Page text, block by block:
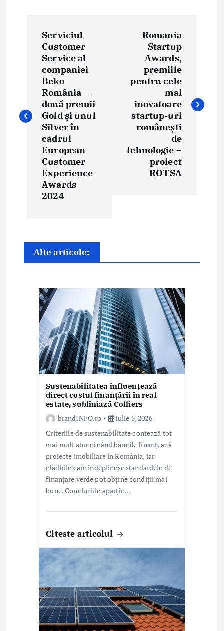
g
a
r
Serviciul
Customer
Service al
companiei
Beko
România –
două premii
Gold și unul
Silver în
cadrul
European
Customer
Experience
Awards
2024
Romania
Startup
Awards,
premiile
pentru cele
mai
inovatoare
startup-uri
românești
de
tehnologie –
proiect
ROTSA
Alte articole:
Sustenabilitatea influențează
direct costul finanțării în real
estate, subliniază Colliers
brandINFO.ro
iulie 5, 2026
Criteriile de sustenabilitate contează tot
mai mult atunci când băncile finanțează
proiecte imobiliare în România, iar
clădirile care îndeplinesc standardele de
finanțare verde pot obține condiții mai
bune. Concluziile aparțin…
Citeste articolul